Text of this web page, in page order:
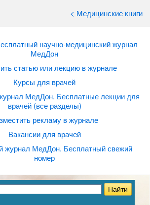
< Медицинские книги
научно-медицинский журнал
МедДон
статью или лекцию в журнале
Курсы для врачей
МедДон. Бесплатные лекции для
врачей (все разделы)
рекламу в журнале
Вакансии для врачей
журнал МедДон. Бесплатный свежий
номер